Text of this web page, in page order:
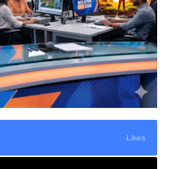
Likes